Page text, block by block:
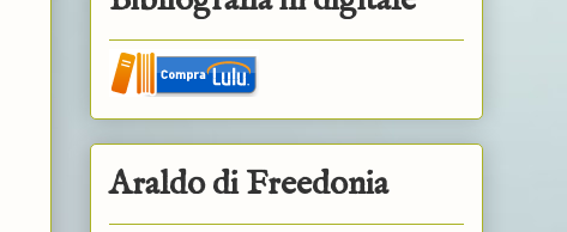
Araldo di Freedonia